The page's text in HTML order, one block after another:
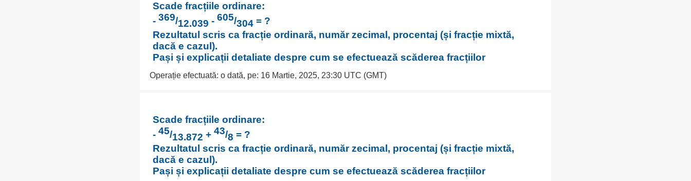
Scade fracțiile ordinare:
-369/12.039 -605/304 = ?
Rezultatul scris ca fracție ordinară, număr zecimal, procentaj (și fracție mixtă,
dacă e cazul).
Pași și explicații detaliate despre cum se efectuează scăderea fracțiilor
Operație efectuată: o dată, pe: 16 Martie, 2025, 23:30 UTC (GMT)
Scade fracțiile ordinare:
-45/13.872 +43/8 = ?
Rezultatul scris ca fracție ordinară, număr zecimal, procentaj (și fracție mixtă,
dacă e cazul).
Pași și explicații detaliate despre cum se efectuează scăderea fracțiilor